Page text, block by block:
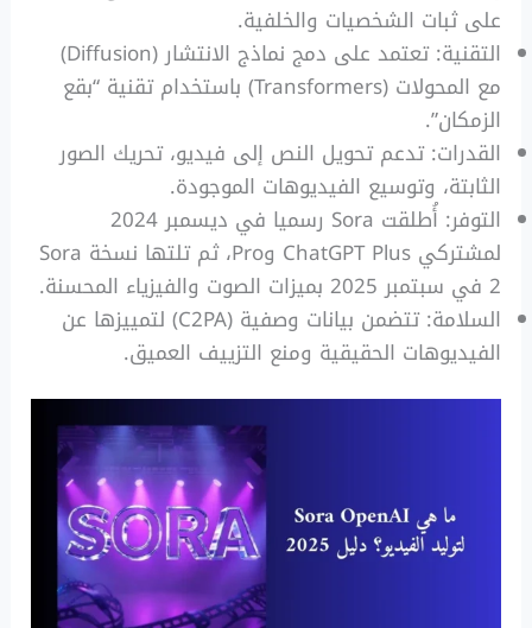
على ثبات الشخصيات والخلفية.
التقنية: تعتمد على دمج نماذج الانتشار (Diffusion)
مع المحولات (Transformers) باستخدام تقنية “بقع
الزمكان”.
القدرات: تدعم تحويل النص إلى فيديو، تحريك الصور
الثابتة، وتوسيع الفيديوهات الموجودة.
التوفر: أُطلقت Sora رسميا في ديسمبر 2024
لمشتركي ChatGPT Plus وPro، ثم تلتها نسخة Sora
2 في سبتمبر 2025 بميزات الصوت والفيزياء المحسنة.
السلامة: تتضمن بيانات وصفية (C2PA) لتمييزها عن
الفيديوهات الحقيقية ومنع التزييف العميق.